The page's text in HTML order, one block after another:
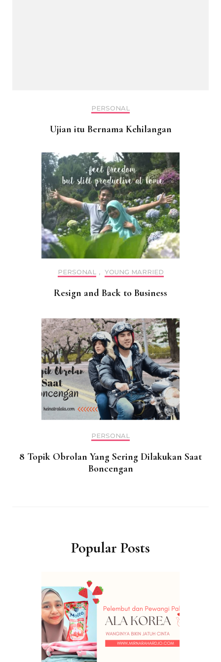
PERSONAL
Ujian itu Bernama Kehilangan
PERSONAL , YOUNG MARRIED
Resign and Back to Business
PERSONAL
8 Topik Obrolan Yang Sering Dilakukan Saat
Boncengan
Popular Posts